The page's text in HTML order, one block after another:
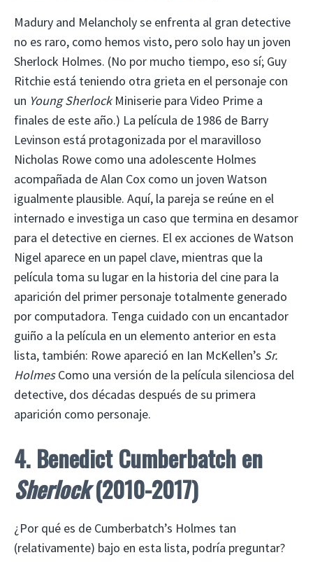
Madury and Melancholy se enfrenta al gran detective
no es raro, como hemos visto, pero solo hay un joven
Sherlock Holmes. (No por mucho tiempo, eso sí; Guy
Ritchie está teniendo otra grieta en el personaje con
un Young SherlockMiniserie para Video Prime a
finales de este año.) La película de 1986 de Barry
Levinson está protagonizada por el maravilloso
Nicholas Rowe como una adolescente Holmes
acompañada de Alan Cox como un joven Watson
igualmente plausible. Aquí, la pareja se reúne en el
internado e investiga un caso que termina en desamor
para el detective en ciernes. El ex acciones de Watson
Nigel aparece en un papel clave, mientras que la
película toma su lugar en la historia del cine para la
aparición del primer personaje totalmente generado
por computadora. Tenga cuidado con un encantador
guiño a la película en un elemento anterior en esta
lista, también: Rowe apareció en Ian McKellen’s Sr.
HolmesComo una versión de la película silenciosa del
detective, dos décadas después de su primera
aparición como personaje.
4. Benedict Cumberbatch en
Sherlock(2010-2017)
¿Por qué es de Cumberbatch’s Holmes tan
(relativamente) bajo en esta lista, podría preguntar?